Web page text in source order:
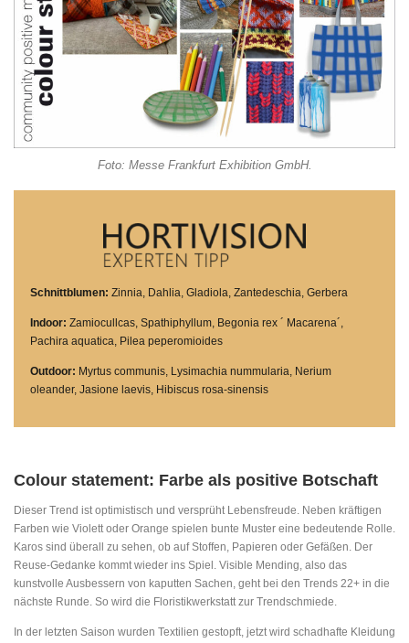
Foto: Messe Frankfurt Exhibition GmbH.
Schnittblumen: Zinnia, Dahlia, Gladiola, Zantedeschia, Gerbera
Indoor: Zamiocullcas, Spathiphyllum, Begonia rex ´ Macarena´,
Pachira aquatica, Pilea peperomioides
Outdoor: Myrtus communis, Lysimachia nummularia, Nerium
oleander, Jasione laevis, Hibiscus rosa-sinensis
Colour statement: Farbe als positive Botschaft
Dieser Trend ist optimistisch und versprüht Lebensfreude. Neben kräftigen
Farben wie Violett oder Orange spielen bunte Muster eine bedeutende Rolle.
Karos sind überall zu sehen, ob auf Stoffen, Papieren oder Gefäßen. Der
Reuse-Gedanke kommt wieder ins Spiel. Visible Mending, also das
kunstvolle Ausbessern von kaputten Sachen, geht bei den Trends 22+ in die
nächste Runde. So wird die Floristikwerkstatt zur Trendschmiede.
In der letzten Saison wurden Textilien gestopft, jetzt wird schadhafte Kleidung